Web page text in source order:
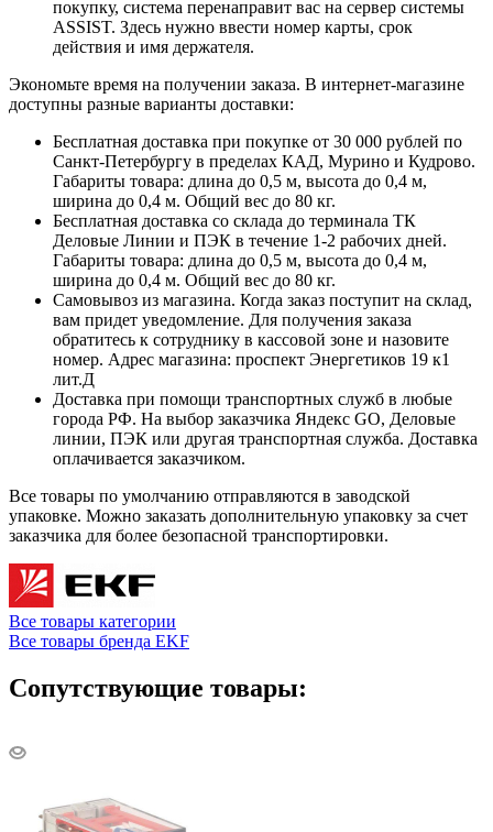
покупку, система перенаправит вас на сервер системы
ASSIST. Здесь нужно ввести номер карты, срок
действия и имя держателя.
Экономьте время на получении заказа. В интернет-магазине
доступны разные варианты доставки:
Бесплатная доставка при покупке от 30 000 рублей по
Санкт-Петербургу в пределах КАД, Мурино и Кудрово.
Габариты товара: длина до 0,5 м, высота до 0,4 м,
ширина до 0,4 м. Общий вес до 80 кг.
Бесплатная доставка со склада до терминала ТК
Деловые Линии и ПЭК в течение 1-2 рабочих дней.
Габариты товара: длина до 0,5 м, высота до 0,4 м,
ширина до 0,4 м. Общий вес до 80 кг.
Самовывоз из магазина. Когда заказ поступит на склад,
вам придет уведомление. Для получения заказа
обратитесь к сотруднику в кассовой зоне и назовите
номер. Адрес магазина: проспект Энергетиков 19 к1
лит.Д
Доставка при помощи транспортных служб в любые
города РФ. На выбор заказчика Яндекс GO, Деловые
линии, ПЭК или другая транспортная служба. Доставка
оплачивается заказчиком.
Все товары по умолчанию отправляются в заводской
упаковке. Можно заказать дополнительную упаковку за счет
заказчика для более безопасной транспортировки.
Все товары категории
Все товары бренда EKF
Сопутствующие товары: